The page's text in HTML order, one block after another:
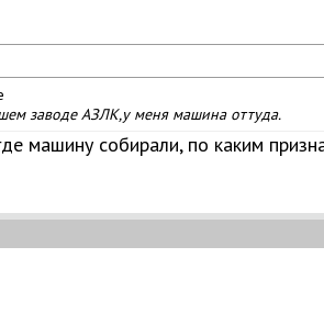
заводе АЗЛК,у меня машина оттуда.
машину собирали, по каким